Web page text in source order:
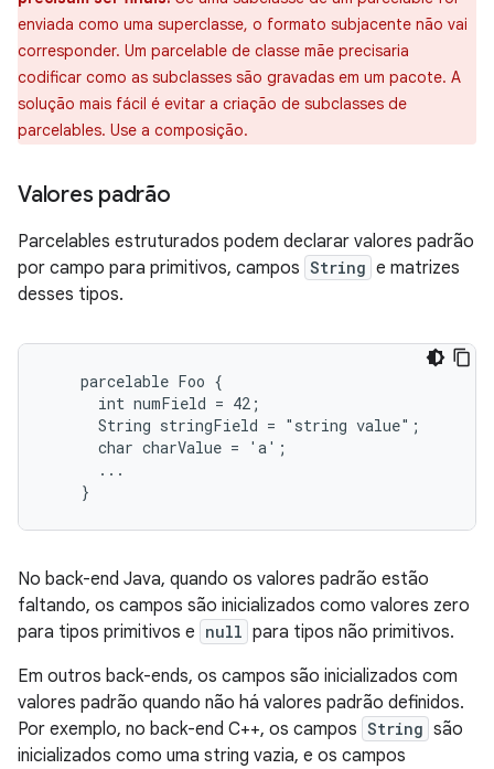
enviada como uma superclasse, o formato subjacente não vai
corresponder. Um parcelable de classe mãe precisaria
codificar como as subclasses são gravadas em um pacote. A
solução mais fácil é evitar a criação de subclasses de
parcelables. Use a composição.
Valores padrão
Parcelables estruturados podem declarar valores padrão
por campo para primitivos, campos String e matrizes
desses tipos.
    parcelable Foo {
      int numField = 42;
      String stringField = "string value";
      char charValue = 'a';
      ...
No back-end Java, quando os valores padrão estão
faltando, os campos são inicializados como valores zero
para tipos primitivos e null para tipos não primitivos.
Em outros back-ends, os campos são inicializados com
valores padrão quando não há valores padrão definidos.
Por exemplo, no back-end C++, os campos String são
inicializados como uma string vazia, e os campos